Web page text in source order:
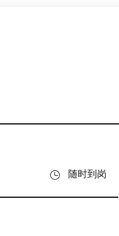
 随时到岗